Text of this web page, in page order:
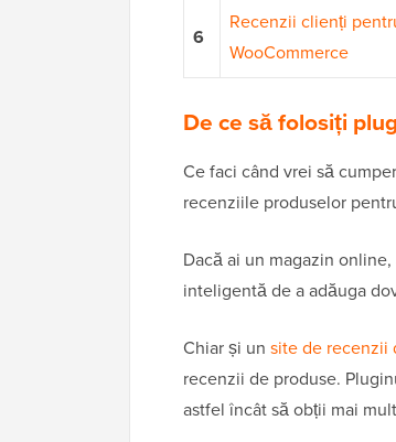
6
Recenzii clienți
WooCommerce
De ce să folosiți
Ce faci când vrei să
recenziile produselor
Dacă ai un magazin
inteligentă de a adăuga
Chiar și un site de recenzii
recenzii de produse.
astfel încât să obții mai